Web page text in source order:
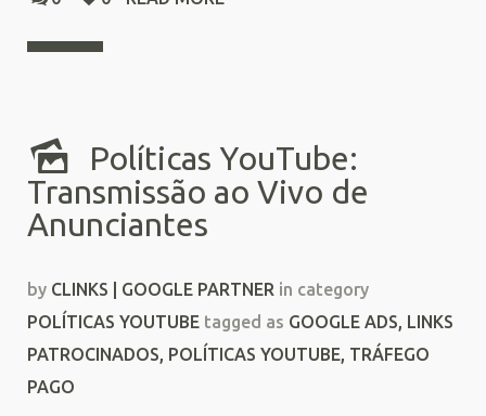
Políticas YouTube:
Transmissão ao Vivo de
Anunciantes
by CLINKS | GOOGLE PARTNER in category
POLÍTICAS YOUTUBE tagged as GOOGLE ADS, LINKS
PATROCINADOS, POLÍTICAS YOUTUBE, TRÁFEGO
PAGO